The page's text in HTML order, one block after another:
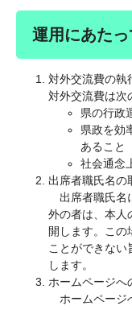
運用にあた
対外交流費の執
対外交流費は次
県の行政
県政を効
あること
社会通念
出席者職氏名の
出席者職氏名
外の者は、本人
開します。この
ことができない
します。
ホームページへ
ホームページ